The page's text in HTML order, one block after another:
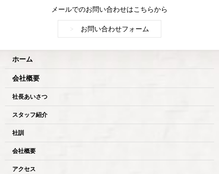
メールでのお問い合わせはこちらから
お問い合わせフォーム
ホーム
会社概要
社長あいさつ
スタッフ紹介
社訓
会社概要
アクセス